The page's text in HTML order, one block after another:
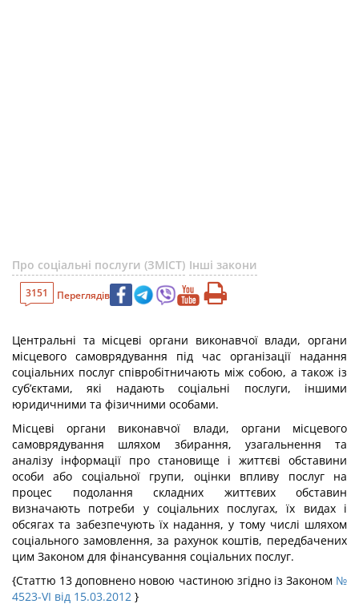
Про соціальні послуги (ЗМІСТ) Інші закони
3151 Переглядів
Центральні та місцеві органи виконавчої влади, органи
місцевого самоврядування під час організації надання
соціальних послуг співробітничають між собою, а також із
суб’єктами, які надають соціальні послуги, іншими
юридичними та фізичними особами.
Місцеві органи виконавчої влади, органи місцевого
самоврядування шляхом збирання, узагальнення та
аналізу інформації про становище і життєві обставини
особи або соціальної групи, оцінки впливу послуг на
процес подолання складних життєвих обставин
визначають потреби у соціальних послугах, їх видах і
обсягах та забезпечують їх надання, у тому числі шляхом
соціального замовлення, за рахунок коштів, передбачених
цим Законом для фінансування соціальних послуг.
{Статтю 13 доповнено новою частиною згідно із Законом №
4523-VI від 15.03.2012 }